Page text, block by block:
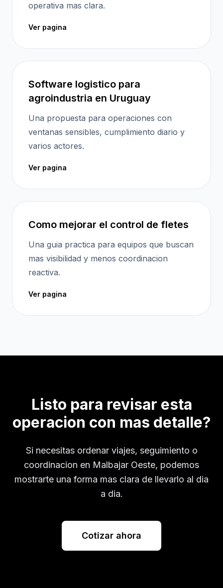
operativa mas clara.
Ver pagina
Software logistico para
agroindustria en Uruguay
Una propuesta para operaciones con
ventanas sensibles, cumplimiento diario y
varios actores.
Ver pagina
Como mejorar el control de fletes
Una guia practica para equipos que buscan
mas visibilidad y menos coordinacion
reactiva.
Ver pagina
Listo para revisar esta
operacion con mas detalle?
Si necesitas ordenar viajes, seguimiento o
coordinacion en Malbajar Oeste, podemos
mostrarte una forma mas clara de llevarlo al dia
a dia.
Cotizar ahora